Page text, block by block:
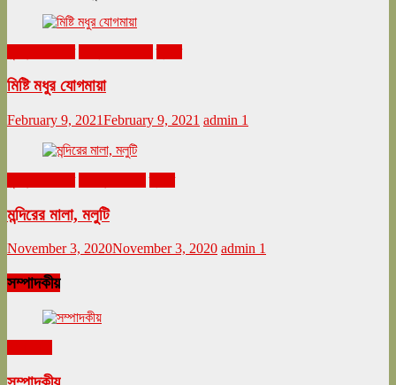
মিষ্টি মধুর যোগমায়া
February 9, 2021February 9, 2021 admin 1
মন্দিরের মালা, মলুটি
November 3, 2020November 3, 2020 admin 1
সম্পাদকীয়